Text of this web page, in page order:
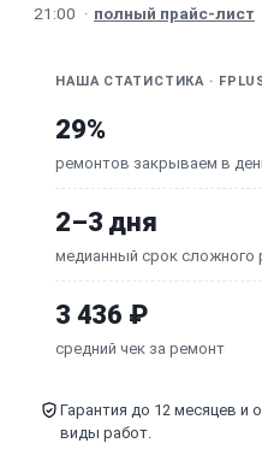
21:00 · полный прайс-лист
НАША СТАТИСТИКА ·
29%
ремонтов закрываем в
2–3 дня
медианный срок сложного
3 436 ₽
средний чек за ремонт
Гарантия до 12 месяцев и
виды работ.